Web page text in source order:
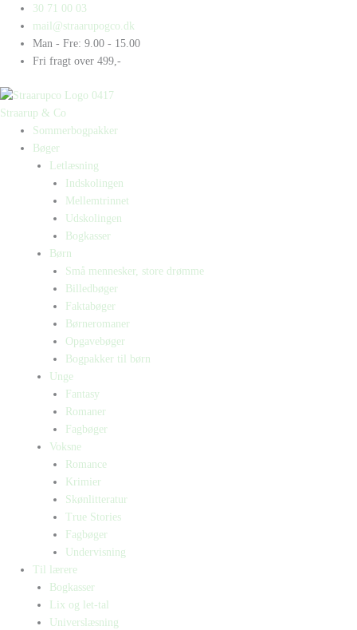
indholdet
30 71 00 03
mail@straarupogco.dk
Man - Fre: 9.00 - 15.00
Fri fragt over 499,-
Straarup & Co
Sommerbogpakker
Bøger
Letlæsning
Indskolingen
Mellemtrinnet
Udskolingen
Bogkasser
Børn
Små mennesker, store drømme
Billedbøger
Faktabøger
Børneromaner
Opgavebøger
Bogpakker til børn
Unge
Fantasy
Romaner
Fagbøger
Voksne
Romance
Krimier
Skønlitteratur
True Stories
Fagbøger
Undervisning
Til lærere
Bogkasser
Lix og let-tal
Universlæsning
Products
search
Products
search